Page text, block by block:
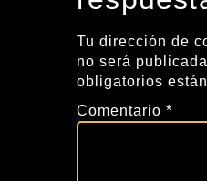
Tu dirección de
no será
obligatorios
Comentario *